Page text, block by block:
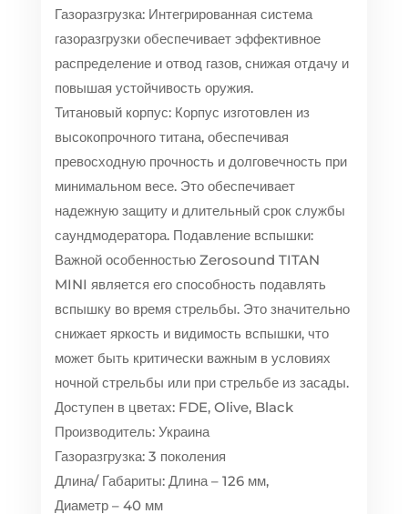
Газоразгрузка: Интегрированная система
газоразгрузки обеспечивает эффективное
распределение и отвод газов, снижая отдачу и
повышая устойчивость оружия.
Титановый корпус: Корпус изготовлен из
высокопрочного титана, обеспечивая
превосходную прочность и долговечность при
минимальном весе. Это обеспечивает
надежную защиту и длительный срок службы
саундмодератора. Подавление вспышки:
Важной особенностью Zerosound TITAN
MINI является его способность подавлять
вспышку во время стрельбы. Это значительно
снижает яркость и видимость вспышки, что
может быть критически важным в условиях
ночной стрельбы или при стрельбе из засады.
Доступен в цветах: FDE, Olive, Black
Производитель: Украина
Газоразгрузка: 3 поколения
Длина/ Габариты: Длина – 126 мм,
Диаметр – 40 мм